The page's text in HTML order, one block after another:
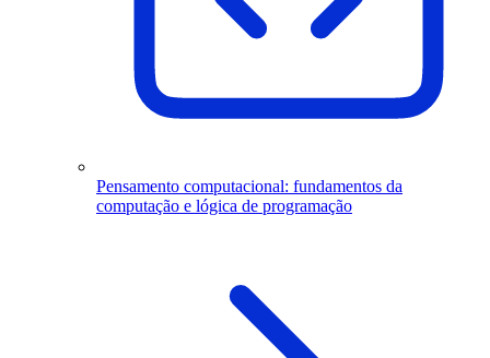
Pensamento computacional: fundamentos da
computação e lógica de programação